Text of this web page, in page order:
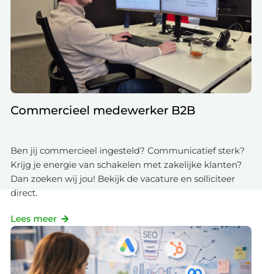
Commercieel medewerker B2B
Ben jij commercieel ingesteld? Communicatief sterk?
Krijg je energie van schakelen met zakelijke klanten?
Dan zoeken wij jou! Bekijk de vacature en solliciteer
direct.
Lees meer